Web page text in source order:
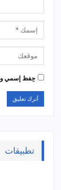
حِفظ إسمي
تطبيقات